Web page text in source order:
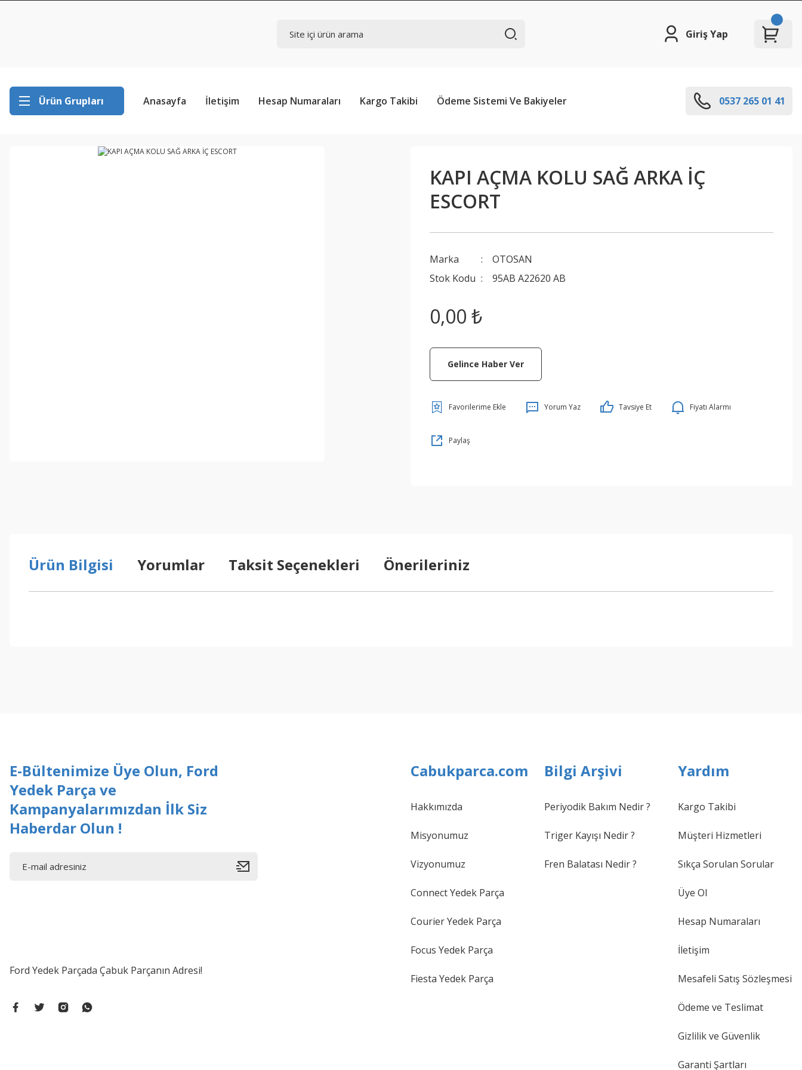
Giriş Yap
Ürün Grupları Anasayfa İletişim Hesap Numaraları Kargo Takibi Ödeme Sistemi Ve Bakiyeler 0537 265 01 41
KAPI AÇMA KOLU SAĞ ARKA İÇ
ESCORT
Marka
OTOSAN
Stok Kodu
95AB A22620 AB
0,00 ₺
Gelince Haber Ver
Yorum Yaz Tavsiye Et Fiyatı Alarmı
Paylaş
Ürün Bilgisi Yorumlar Taksit Seçenekleri Önerileriniz
E-Bültenimize Üye Olun, Ford
Yedek Parça ve
Kampanyalarımızdan İlk Siz
Haberdar Olun !
Ford Yedek Parçada Çabuk Parçanın Adresi!
Cabukparca.com
Hakkımızda
Misyonumuz
Vizyonumuz
Connect Yedek Parça
Courier Yedek Parça
Focus Yedek Parça
Fiesta Yedek Parça
Bilgi Arşivi
Periyodik Bakım Nedir ?
Triger Kayışı Nedir ?
Fren Balatası Nedir ?
Yardım
Kargo Takibi
Müşteri Hizmetleri
Sıkça Sorulan Sorular
Üye Ol
Hesap Numaraları
İletişim
Mesafeli Satış Sözleşmesi
Ödeme ve Teslimat
Gizlilik ve Güvenlik
Garanti Şartları